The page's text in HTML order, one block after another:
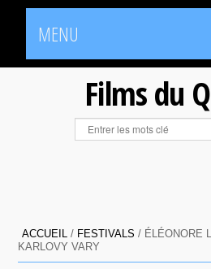
MENU
Films du
ACCUEIL / FESTIVALS / ÉLÉONORE
KARLOVY VARY